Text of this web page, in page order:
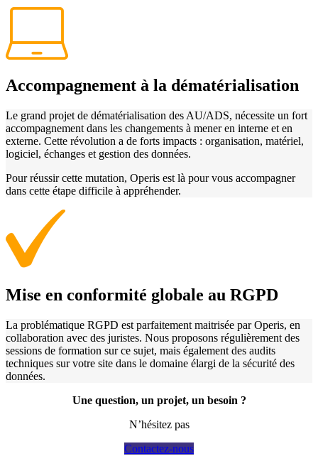
Accompagnement à la dématérialisation
Le grand projet de dématérialisation des AU/ADS, nécessite un fort
accompagnement dans les changements à mener en interne et en
externe. Cette révolution a de forts impacts : organisation, matériel,
logiciel, échanges et gestion des données.
Pour réussir cette mutation, Operis est là pour vous accompagner
dans cette étape difficile à appréhender.
Mise en conformité globale au RGPD
La problématique RGPD est parfaitement maitrisée par Operis, en
collaboration avec des juristes. Nous proposons régulièrement des
sessions de formation sur ce sujet, mais également des audits
techniques sur votre site dans le domaine élargi de la sécurité des
données.
Une question, un projet, un besoin ?
N’hésitez pas
Contactez-nous